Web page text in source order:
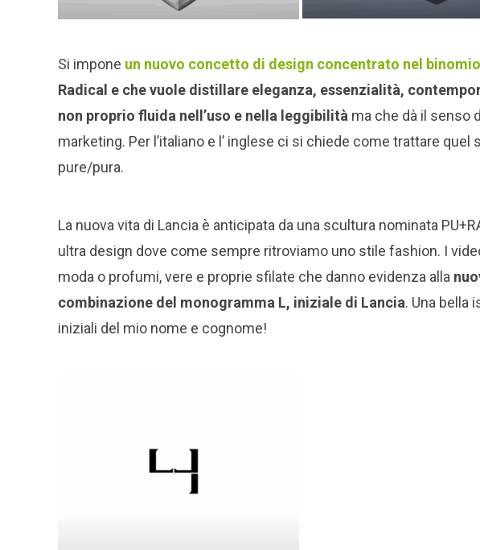
Si impone un nuovo concetto di design concentrato nel binomio
Radical e che vuole distillare eleganza, essenzialità,
non proprio fluida nell’uso e nella leggibilità ma che dà il senso
marketing. Per l’italiano e l’ inglese ci si chiede come trattare quel
pure/pura.
La nuova vita di Lancia è anticipata da una scultura nominata
ultra design dove come sempre ritroviamo uno stile fashion. I
moda o profumi, vere e proprie sfilate che danno evidenza alla
combinazione del monogramma L, iniziale di Lancia. Una bella
iniziali del mio nome e cognome!